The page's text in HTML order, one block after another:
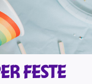
FESTE